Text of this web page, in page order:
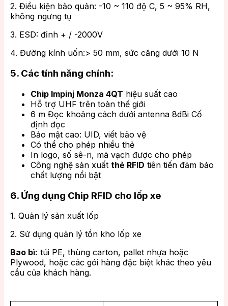
2. Điều kiện bảo quản: -10 ~ 110 độ C, 5 ~ 95% RH,
không ngưng tụ
3. ESD: đỉnh + / -2000V
4. Đường kính uốn:> 50 mm, sức căng dưới 10 N
5. Các tính năng chính:
Chip Impinj Monza 4QT hiệu suất cao
Hỗ trợ UHF trên toàn thế giới
6 m Đọc khoảng cách dưới antenna 8dBi Cố
định đọc
Bảo mật cao: UID, viết bảo vệ
Có thể cho phép nhiều thẻ
In logo, số sê-ri, mã vạch được cho phép
Công nghệ sản xuất thẻ RFID tiên tiến đảm bảo
chất lượng nổi bật
6. Ứng dụng Chip RFID cho lốp xe
1. Quản lý sản xuất lốp
2. Sử dụng quản lý tồn kho lốp xe
Bao bì: túi PE, thùng carton, pallet nhựa hoặc
Plywood, hoặc các gói hàng đặc biệt khác theo yêu
cầu của khách hàng.